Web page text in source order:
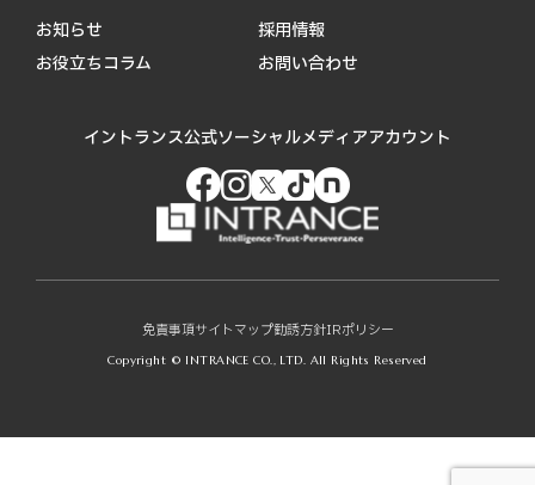
お知らせ
お役立ちコラム
採用情報
お問い合わせ
イントランス公式ソーシャルメディアアカウント
免責事項サイトマップ勧誘方針IRポリシー
Copyright © INTRANCE CO., LTD. All Rights Reserved